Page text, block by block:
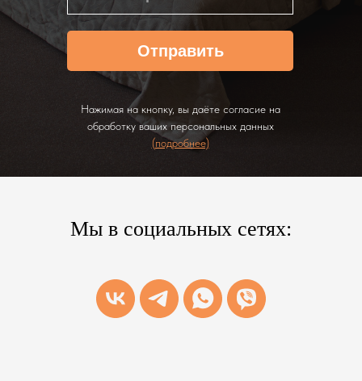
Отправить
Нажимая на кнопку, вы даёте согласие на
обработку ваших персональных данных
(подробнее)
Мы в социальных сетях: